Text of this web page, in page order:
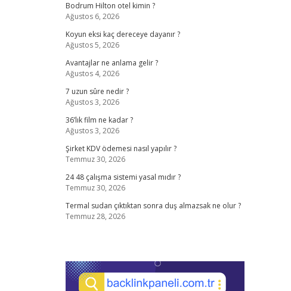
Bodrum Hilton otel kimin ?
Ağustos 6, 2026
Koyun eksi kaç dereceye dayanır ?
Ağustos 5, 2026
Avantajlar ne anlama gelir ?
Ağustos 4, 2026
7 uzun sûre nedir ?
Ağustos 3, 2026
36’lık film ne kadar ?
Ağustos 3, 2026
Şirket KDV ödemesi nasıl yapılır ?
Temmuz 30, 2026
24 48 çalışma sistemi yasal mıdır ?
Temmuz 30, 2026
Termal sudan çıktıktan sonra duş almazsak ne olur ?
Temmuz 28, 2026